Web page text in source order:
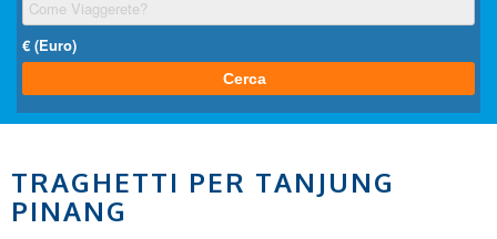
TRAGHETTI PER TANJUNG
PINANG